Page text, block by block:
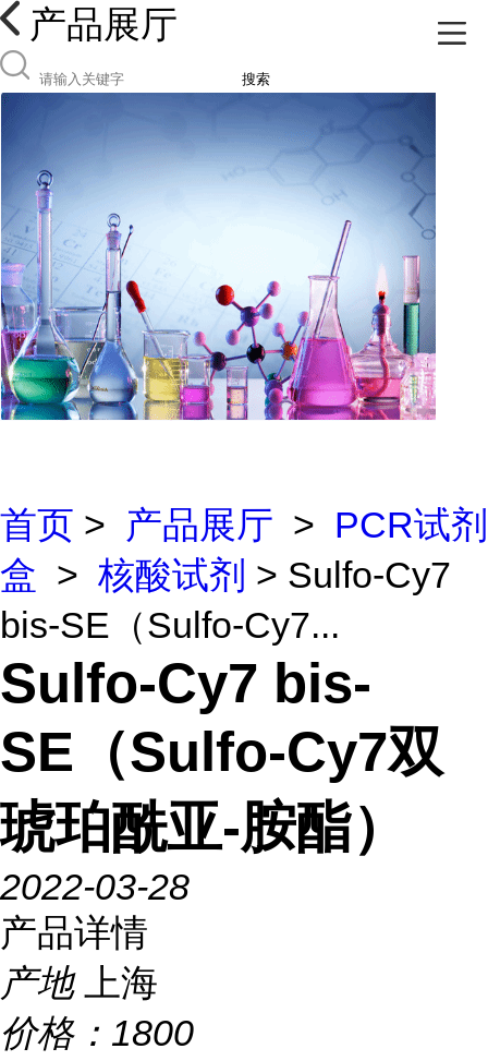
产品展厅
搜索
首页 > 产品展厅 > PCR试剂
盒 > 核酸试剂 > Sulfo-Cy7
bis-SE（Sulfo-Cy7...
Sulfo-Cy7 bis-
SE（Sulfo-Cy7双
琥珀酰亚-胺酯）
2022-03-28
产品详情
产地
上海
价格： 1800